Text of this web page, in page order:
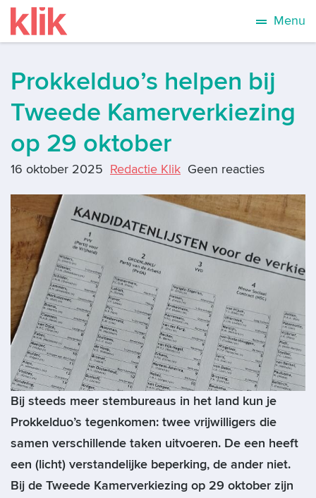
Menu
Prokkelduo’s helpen bij
Tweede Kamerverkiezing
op 29 oktober
16 oktober 2025 Redactie Klik Geen reacties
Bij steeds meer stembureaus in het land kun je
Prokkelduo’s tegenkomen: twee vrijwilligers die
samen verschillende taken uitvoeren. De een heeft
een (licht) verstandelijke beperking, de ander niet.
Bij de Tweede Kamerverkiezing op 29 oktober zijn